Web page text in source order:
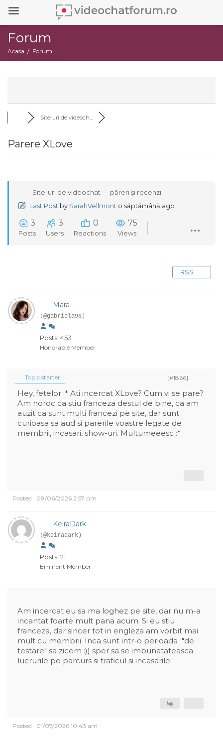
Forum
Acasa Forum
Site-uri de videoch...
Parere XLove
Site-uri de videochat — păreri și recenzii
Last Post by SarahVellmont o săptămână ago
3
Posts
3
Users
0
Reactions
75
Views
RSS
Mara
(@gabriela96)
Posts: 453
Honorable Member
Topic starter [#1866]
Hey, fetelor :* Ati incercat XLove? Cum vi se pare?
Am noroc ca stiu franceza destul de bine, ca am
auzit ca sunt multi francezi pe site, dar sunt
curioasa sa aud si parerile voastre legate de
membrii, incasari, show-uri. Multumeeesc :*
Posted : 08/06/2026 2:57 pm
KeiraDark
(@keiradark)
Posts: 21
Eminent Member
Am incercat eu sa ma loghez pe site, dar nu m-a
incantat foarte mult pana acum. Si eu stiu
franceza, dar sincer tot in engleza am vorbit mai
mult cu membrii. Inca sunt intr-o perioada "de
testare" sa zicem :)) sper sa se imbunatateasca
lucrurile pe parcurs si traficul si incasarile.
Posted : 01/07/2026 10:43 am